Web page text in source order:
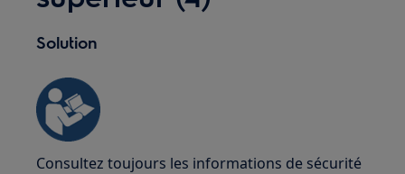
Solution
Consultez toujours les informations de sécurité